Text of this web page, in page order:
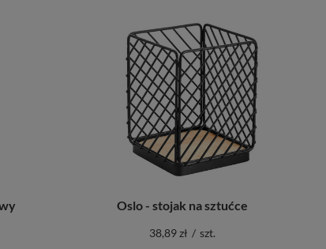
Oslo - stojak na sztućce
38,89 zł / szt.